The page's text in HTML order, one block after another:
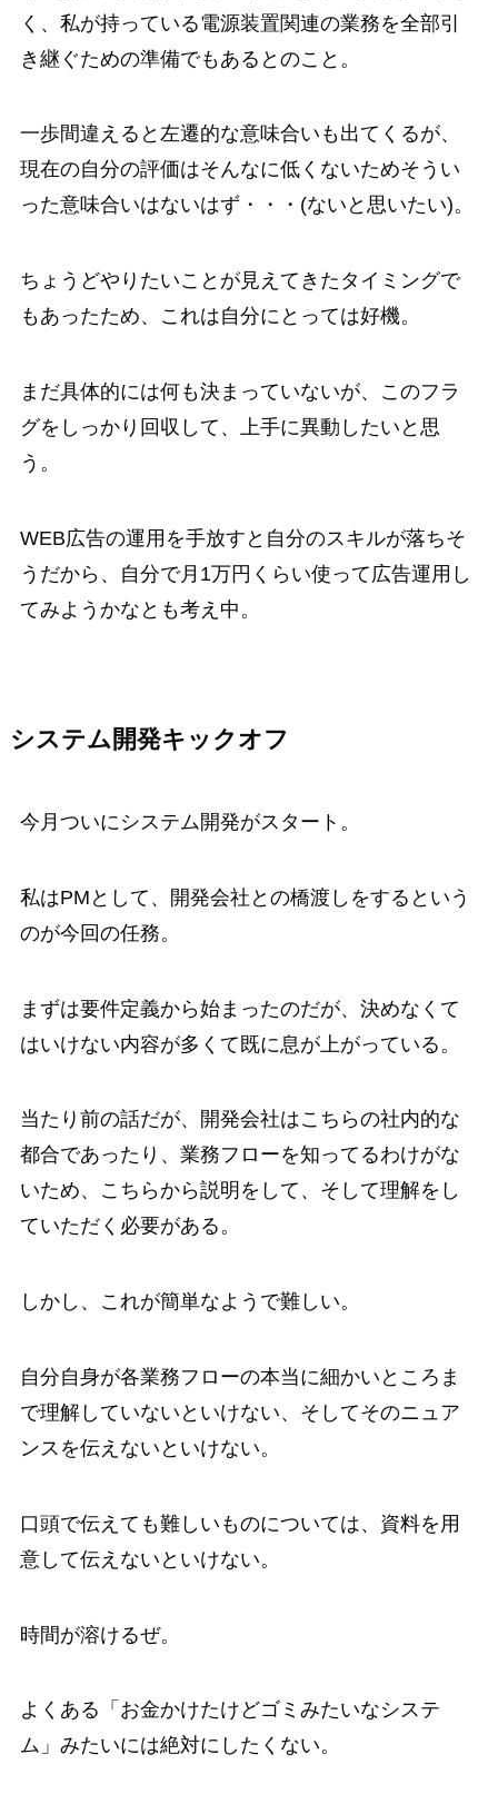
く、私が持っている電源装置関連の業務を全部引
き継ぐための準備でもあるとのこと。
一歩間違えると左遷的な意味合いも出てくるが、
現在の自分の評価はそんなに低くないためそうい
った意味合いはないはず・・・(ないと思いたい)。
ちょうどやりたいことが見えてきたタイミングで
もあったため、これは自分にとっては好機。
まだ具体的には何も決まっていないが、このフラ
グをしっかり回収して、上手に異動したいと思
う。
WEB広告の運用を手放すと自分のスキルが落ちそ
うだから、自分で月1万円くらい使って広告運用し
てみようかなとも考え中。
システム開発キックオフ
今月ついにシステム開発がスタート。
私はPMとして、開発会社との橋渡しをするという
のが今回の任務。
まずは要件定義から始まったのだが、決めなくて
はいけない内容が多くて既に息が上がっている。
当たり前の話だが、開発会社はこちらの社内的な
都合であったり、業務フローを知ってるわけがな
いため、こちらから説明をして、そして理解をし
ていただく必要がある。
しかし、これが簡単なようで難しい。
自分自身が各業務フローの本当に細かいところま
で理解していないといけない、そしてそのニュア
ンスを伝えないといけない。
口頭で伝えても難しいものについては、資料を用
意して伝えないといけない。
時間が溶けるぜ。
よくある「お金かけたけどゴミみたいなシステ
ム」みたいには絶対にしたくない。